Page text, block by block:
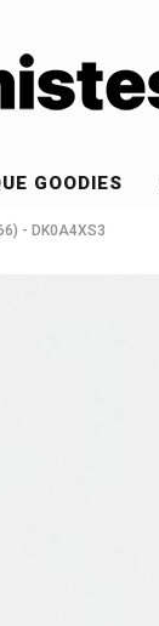
GOODIES
- DK0A4XS3